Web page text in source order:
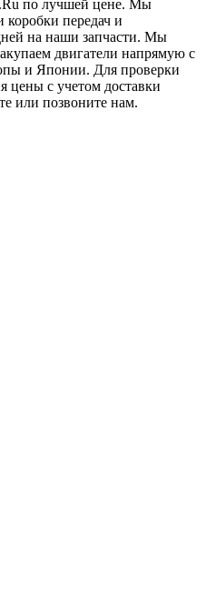
по лучшей цене. Мы
коробки передач и
на наши запчасти. Мы
двигатели напрямую с
и Японии. Для проверки
цены с учетом доставки
или позвоните нам.